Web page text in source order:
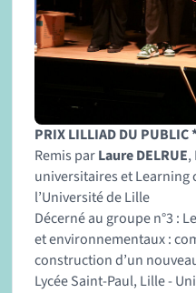
PRIX LILLIAD DU PUBLIC
Remis parLaure DELRUE,
universitaires et Learning
l’Université de Lille
Décerné au groupe n°3 :
et environnementaux :
construction d’un
Lycée Saint-Paul, Lille -